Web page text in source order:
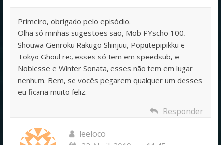
Primeiro, obrigado pelo episódio.
Olha só minhas sugestões são, Mob PYscho 100,
Shouwa Genroku Rakugo Shinjuu, Poputepipikku e
Tokyo Ghoul re:, esses só tem em speedsub, e
Noblesse e Winter Sonata, esses não tem em lugar
nenhum. Bem, se vocês pegarem qualquer um desses
eu ficaria muito feliz.
Responder
leeloco